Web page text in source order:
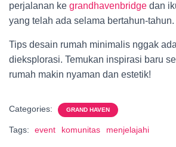
perjalanan ke grandhavenbridge dan
yang telah ada selama bertahun-tahun.
Tips desain rumah minimalis nggak
dieksplorasi. Temukan inspirasi baru
rumah makin nyaman dan estetik!
Categories: GRAND HAVEN
Tags: event komunitas menjelajahi